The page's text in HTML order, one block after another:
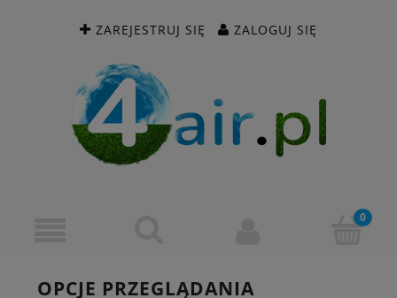
ZAREJESTRUJ SIĘ ZALOGUJ SIĘ
OPCJE PRZEGLĄDANIA